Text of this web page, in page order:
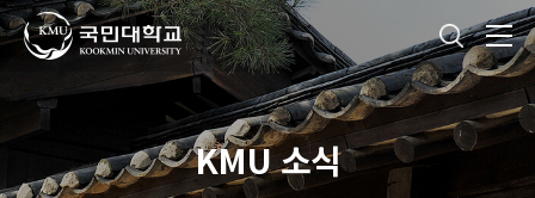
주메뉴 바로가기
본문내용 바로가기
푸터 바로가기
국민대학교
KMU 소식